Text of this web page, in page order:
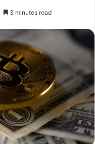
3 minutes read